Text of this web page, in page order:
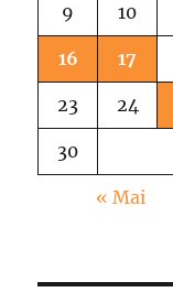
9 10
16 17
23 24
30
« Mai